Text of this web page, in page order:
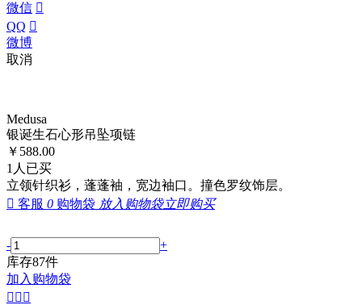
微信 
QQ 
微博
取消
Medusa
银诞生石心形吊坠项链
￥ 588.00
1 人已买
立领针织衫，蓬蓬袖，宽边袖口。撞色罗纹饰层。
 客服 0 购物袋 放入购物袋立即购买
-
+
库存87件
加入购物袋
  